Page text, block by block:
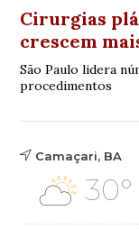
Cirurgias
crescem
São Paulo lidera
procedimentos
Camaçari, BA
30°